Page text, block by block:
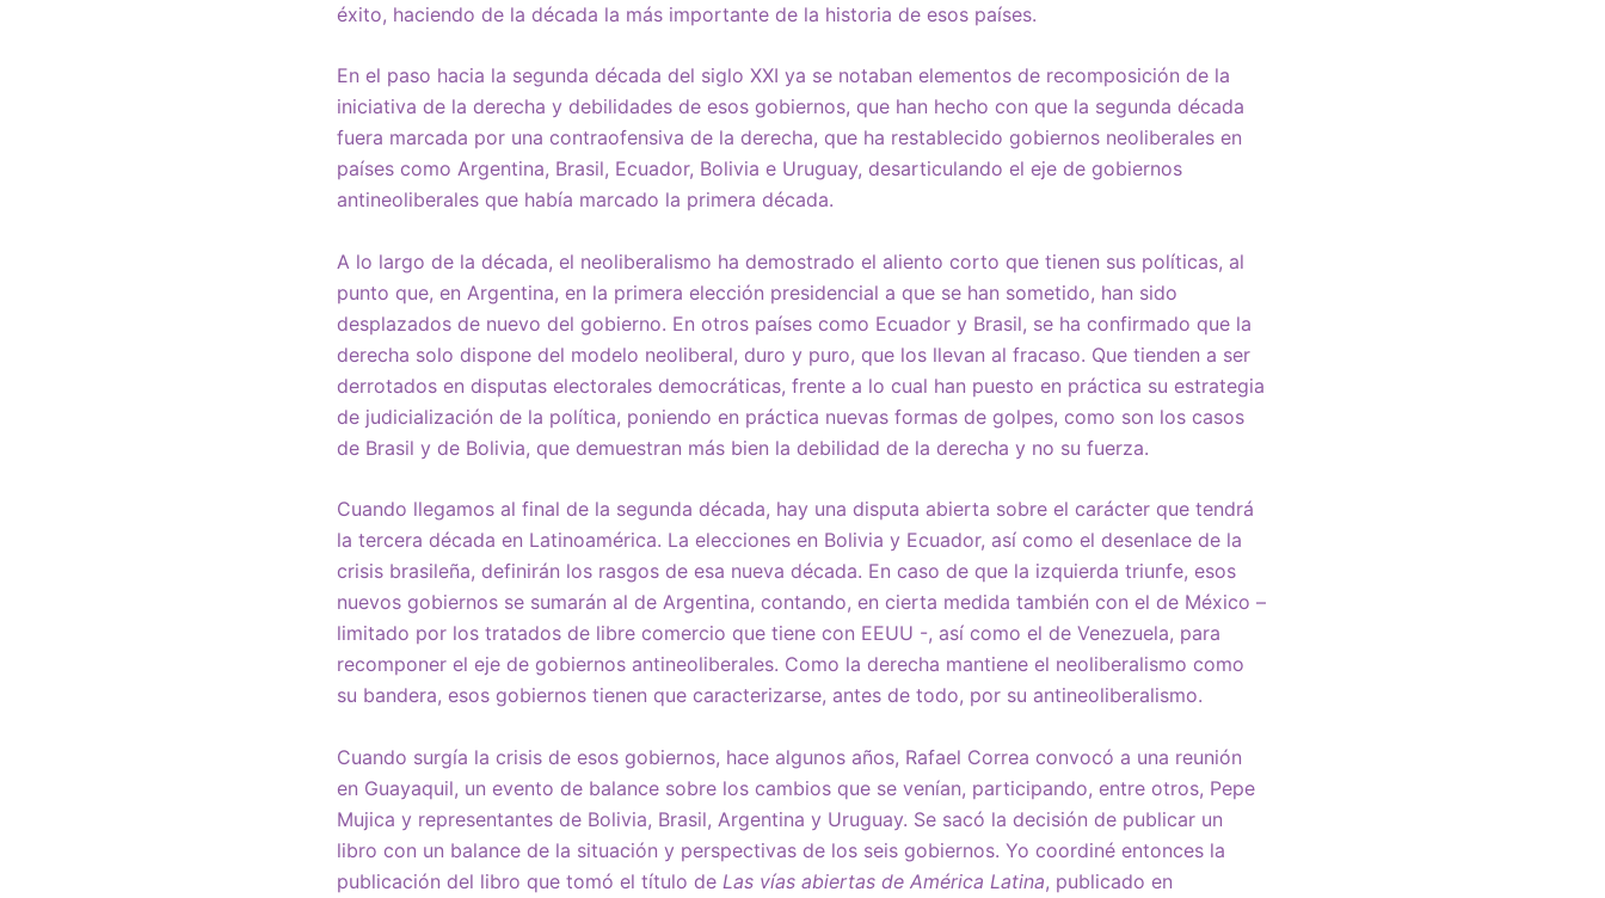
éxito, haciendo de la década la más importante de la historia de esos países.
En el paso hacia la segunda década del siglo XXI ya se notaban elementos de recomposición de la
iniciativa de la derecha y debilidades de esos gobiernos, que han hecho con que la segunda década
fuera marcada por una contraofensiva de la derecha, que ha restablecido gobiernos neoliberales en
países como Argentina, Brasil, Ecuador, Bolivia e Uruguay, desarticulando el eje de gobiernos
antineoliberales que había marcado la primera década.
A lo largo de la década, el neoliberalismo ha demostrado el aliento corto que tienen sus políticas, al
punto que, en Argentina, en la primera elección presidencial a que se han sometido, han sido
desplazados de nuevo del gobierno. En otros países como Ecuador y Brasil, se ha confirmado que la
derecha solo dispone del modelo neoliberal, duro y puro, que los llevan al fracaso. Que tienden a ser
derrotados en disputas electorales democráticas, frente a lo cual han puesto en práctica su estrategia
de judicialización de la política, poniendo en práctica nuevas formas de golpes, como son los casos
de Brasil y de Bolivia, que demuestran más bien la debilidad de la derecha y no su fuerza.
Cuando llegamos al final de la segunda década, hay una disputa abierta sobre el carácter que tendrá
la tercera década en Latinoamérica. La elecciones en Bolivia y Ecuador, así como el desenlace de la
crisis brasileña, definirán los rasgos de esa nueva década. En caso de que la izquierda triunfe, esos
nuevos gobiernos se sumarán al de Argentina, contando, en cierta medida también con el de México –
limitado por los tratados de libre comercio que tiene con EEUU -, así como el de Venezuela, para
recomponer el eje de gobiernos antineoliberales. Como la derecha mantiene el neoliberalismo como
su bandera, esos gobiernos tienen que caracterizarse, antes de todo, por su antineoliberalismo.
Cuando surgía la crisis de esos gobiernos, hace algunos años, Rafael Correa convocó a una reunión
en Guayaquil, un evento de balance sobre los cambios que se venían, participando, entre otros, Pepe
Mujica y representantes de Bolivia, Brasil, Argentina y Uruguay. Se sacó la decisión de publicar un
libro con un balance de la situación y perspectivas de los seis gobiernos. Yo coordiné entonces la
publicación del libro que tomó el título de Las vías abiertas de América Latina, publicado en